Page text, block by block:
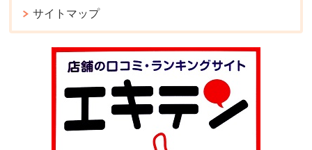
サイトマップ